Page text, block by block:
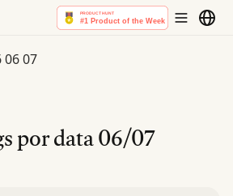
06 07
por data06/07